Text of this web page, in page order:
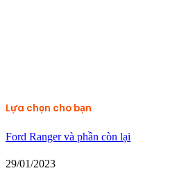
Lựa chọn cho bạn
Ford Ranger và phần còn lại
29/01/2023